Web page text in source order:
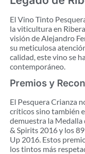
El Vino Tinto
la viticultura en
visión de Alejandro
su meticulosa
calidad, este vino se
contemporáneo.
Premios y
El Pesquera Crianza
críticos sino también
demuestra la
& Spirits 2016 y los
Up 2016. Estos
los tintos más